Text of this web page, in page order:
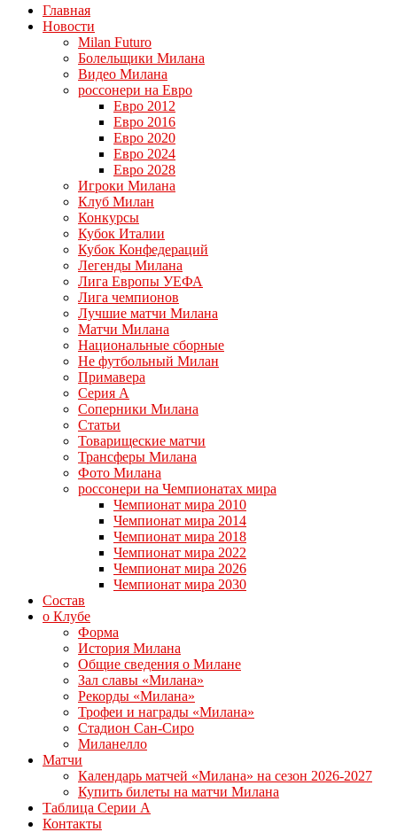
Главная
Новости
Milan Futuro
Болельщики Милана
Видео Милана
россонери на Евро
Евро 2012
Евро 2016
Евро 2020
Евро 2024
Евро 2028
Игроки Милана
Клуб Милан
Конкурсы
Кубок Италии
Кубок Конфедераций
Легенды Милана
Лига Европы УЕФА
Лига чемпионов
Лучшие матчи Милана
Матчи Милана
Национальные сборные
Не футбольный Милан
Примавера
Серия А
Соперники Милана
Статьи
Товарищеские матчи
Трансферы Милана
Фото Милана
россонери на Чемпионатах мира
Чемпионат мира 2010
Чемпионат мира 2014
Чемпионат мира 2018
Чемпионат мира 2022
Чемпионат мира 2026
Чемпионат мира 2030
Состав
о Клубе
Форма
История Милана
Общие сведения о Милане
Зал славы «Милана»
Рекорды «Милана»
Трофеи и награды «Милана»
Стадион Сан-Сиро
Миланелло
Матчи
Календарь матчей «Милана» на сезон 2026-2027
Купить билеты на матчи Милана
Таблица Серии А
Контакты